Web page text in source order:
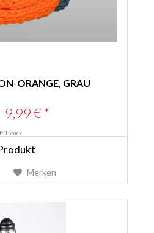
ORANGE, GRAU
9,99 € *
1 Stück
Merken